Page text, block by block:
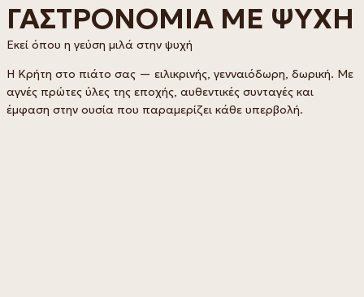
ΓΑΣΤΡΟΝΟΜΙΑ ΜΕ ΨΥΧΗ
Εκεί όπου η γεύση μιλά στην ψυχή
Η Κρήτη στο πιάτο σας — ειλικρινής, γενναιόδωρη, δωρική. Με
αγνές πρώτες ύλες της εποχής, αυθεντικές συνταγές και
έμφαση στην ουσία που παραμερίζει κάθε υπερβολή.